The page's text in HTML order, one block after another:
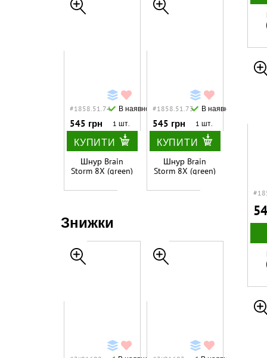
#1858.51.74 В наявності
545 грн 1 шт.
КУПИТИ
Шнур Brain
Storm 8X (green)
27lb/12.2kg
#1858.51.73 В наявності
545 грн 1 шт.
КУПИТИ
Шнур Brain
Storm 8X (green)
25lb/11.1kg
КУПИТИ КУПИТИ
Знижки